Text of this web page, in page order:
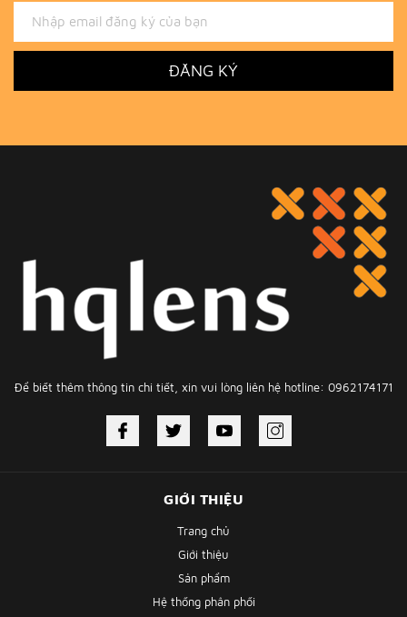
ĐĂNG KÝ
GIỚI THIỆU
Trang chủ
Giới thiệu
Sản phẩm
Hệ thống phân phối
Để biết thêm thông tin chi tiết, xin vui lòng liên hệ hotline: 0962174171